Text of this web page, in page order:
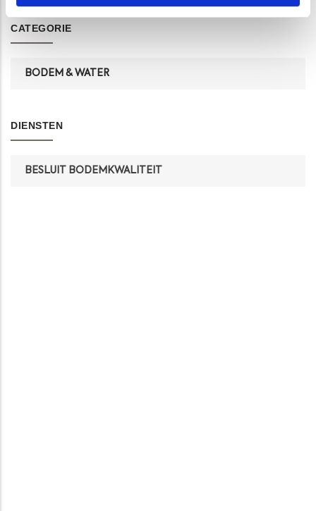
CATEGORIE
BODEM & WATER
DIENSTEN
BESLUIT BODEMKWALITEIT